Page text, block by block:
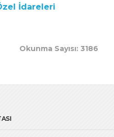
İdareleri
Okunma Sayısı: 3186